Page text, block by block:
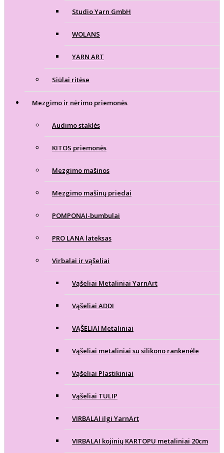
Studio Yarn GmbH
WOLANS
YARN ART
Siūlai ritėse
Mezgimo ir nėrimo priemonės
Audimo staklės
KITOS priemonės
Mezgimo mašinos
Mezgimo mašinų priedai
POMPONAI-bumbulai
PRO LANA lateksas
Virbalai ir vąšeliai
Vąšeliai Metaliniai YarnArt
Vąšeliai ADDI
VĄŠELIAI Metaliniai
Vąšeliai metaliniai su silikono rankenėle
Vąšeliai Plastikiniai
Vąšeliai TULIP
VIRBALAI ilgi YarnArt
VIRBALAI kojinių KARTOPU metaliniai 20cm